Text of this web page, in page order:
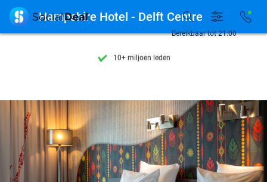
7 dagen per week beschikbaar
10+ miljoen leden
7 dagen per week beschikbaar
10+ miljoen leden
Bereikbaar tot 21:00
 Hampshire Hotel - Delft Centre